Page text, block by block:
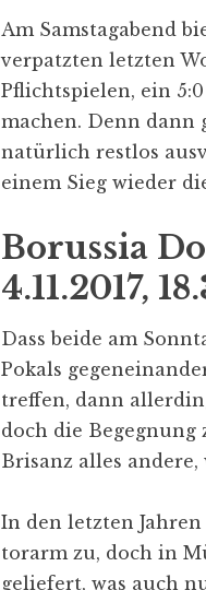
Am Samstagabend
verpatzten letzten
Pflichtspielen, ein
machen. Denn dann
natürlich restlos
einem Sieg wieder
Borussia
4.11.2017,
Dass beide am
Pokals
treffen, dann
doch die
Brisanz alles
In den letzten
torarm zu, doch in
geliefert, was auch